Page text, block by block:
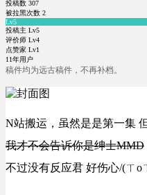
投稿数 307
被拉黑次数 2
Lv5
投稿主 Lv5
评价师 Lv4
点赞家 Lv1
11年用户
稿件均为远古稿件，不再补档。
N站搬运，虽然是是第一集
我才不会告诉你是绅士MMD
不过没有反应君 好伤心/(ㄒo